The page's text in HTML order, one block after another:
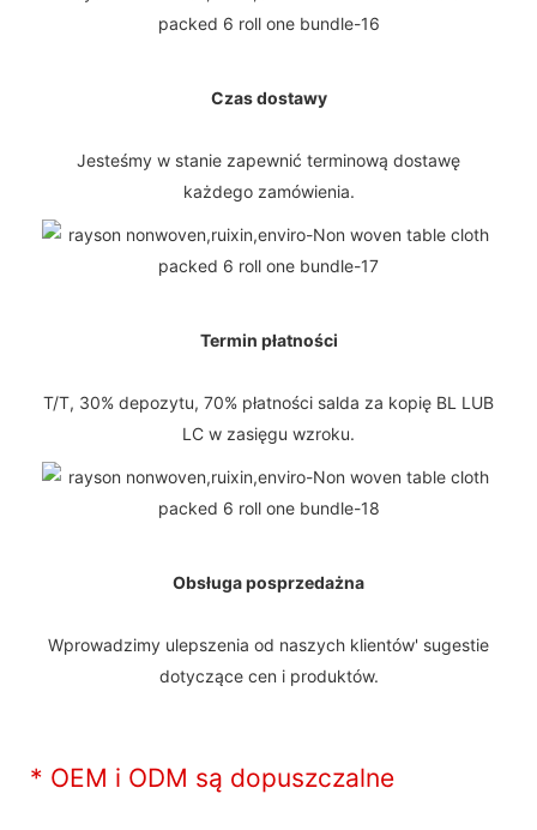
Czas dostawy
Jesteśmy w stanie zapewnić terminową dostawę
każdego zamówienia.
Termin płatności
T/T, 30% depozytu, 70% płatności salda za kopię BL LUB
LC w zasięgu wzroku.
Obsługa posprzedażna
Wprowadzimy ulepszenia od naszych klientów' sugestie
dotyczące cen i produktów.
* OEM i ODM są dopuszczalne